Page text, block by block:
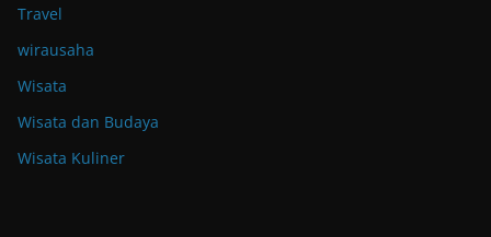
Travel
wirausaha
Wisata
Wisata dan Budaya
Wisata Kuliner